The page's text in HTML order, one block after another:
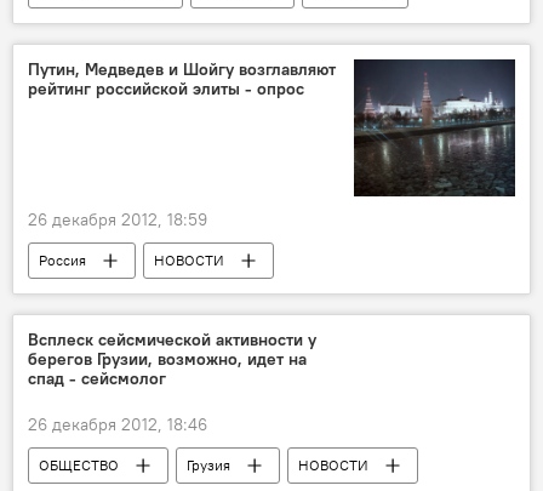
НОВОСТИ
Путин, Медведев и Шойгу возглавляют
рейтинг российской элиты - опрос
26 декабря 2012, 18:59
Россия НОВОСТИ
Всплеск сейсмической активности у
берегов Грузии, возможно, идет на
спад - сейсмолог
26 декабря 2012, 18:46
ОБЩЕСТВО Грузия НОВОСТИ